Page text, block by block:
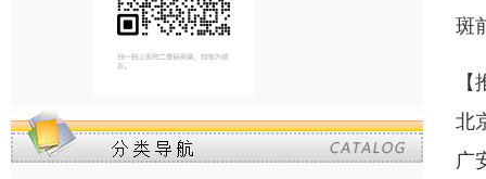
斑
北
广